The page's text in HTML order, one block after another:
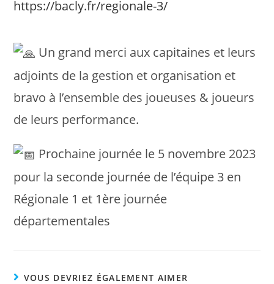
https://bacly.fr/regionale-3/
Un grand merci aux capitaines et leurs
adjoints de la gestion et organisation et
bravo à l’ensemble des joueuses & joueurs
de leurs performance.
Prochaine journée le 5 novembre 2023
pour la seconde journée de l’équipe 3 en
Régionale 1 et 1ère journée
départementales
VOUS DEVRIEZ ÉGALEMENT AIMER